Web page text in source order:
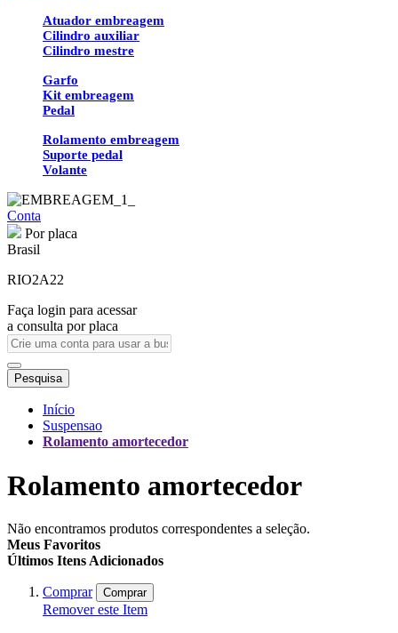
Atuador embreagem
Cilindro auxiliar
Cilindro mestre
Garfo
Kit embreagem
Pedal
Rolamento embreagem
Suporte pedal
Volante
Conta
Por placa
Brasil
RIO2A22
Faça login para acessar
a consulta por placa
Pesquisa
Início
Suspensao
Rolamento amortecedor
Rolamento amortecedor
Não encontramos produtos correspondentes a seleção.
Meus Favoritos
Últimos Itens Adicionados
Comprar Comprar
Remover este Item